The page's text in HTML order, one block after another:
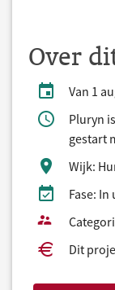
Over
Van 1
Pluryn
gestart
Wijk:
Fase:
Dit